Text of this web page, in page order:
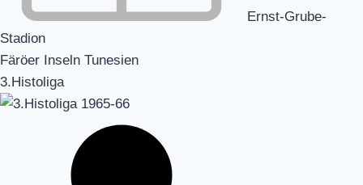
Ernst-Grube-
Stadion
Färöer Inseln Tunesien
3.Histoliga